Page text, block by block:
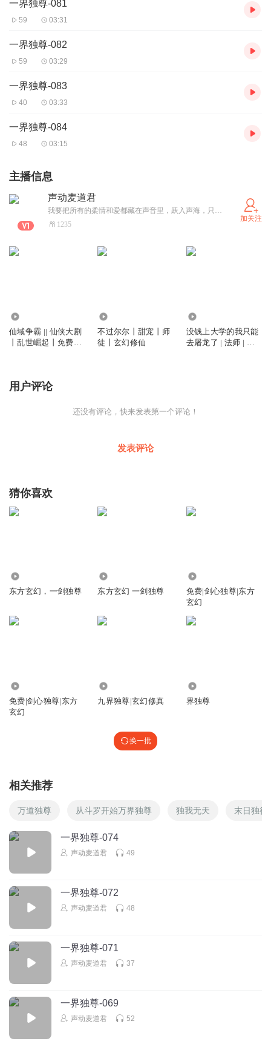
一界独尊-081
59 03:31
一界独尊-082
59 03:29
一界独尊-083
40 03:33
一界独尊-084
48 03:15
主播信息
声动麦道君
我要把所有的柔情和爱都藏在声音里，跃入声海，只为遇见你！
1235
加关注
仙域争霸 || 仙侠大剧
丨乱世崛起丨免费精
不过尔尔丨甜宠丨师
徒丨玄幻修仙
没钱上大学的我只能
去屠龙了 | 法师 | 天
用户评论
还没有评论，快来发表第一个评论！
发表评论
猜你喜欢
东方玄幻，一剑独尊 东方玄幻 一剑独尊
免费|剑心独尊|东方
玄幻
免费|剑心独尊|东方
玄幻
九界独尊|玄幻修真 界独尊
换一批
相关推荐
万道独尊 从斗罗开始万界独尊 独我无天 末日独行
一界独尊-074
声动麦道君 49
一界独尊-072
声动麦道君 48
一界独尊-071
声动麦道君 37
一界独尊-069
声动麦道君 52